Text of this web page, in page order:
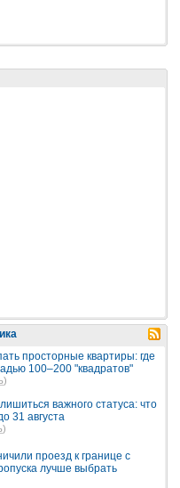
просторные квартиры: где
100–200 "квадратов"
)
важного статуса: что
31 августа
)
проезд к границе с
лучше выбрать